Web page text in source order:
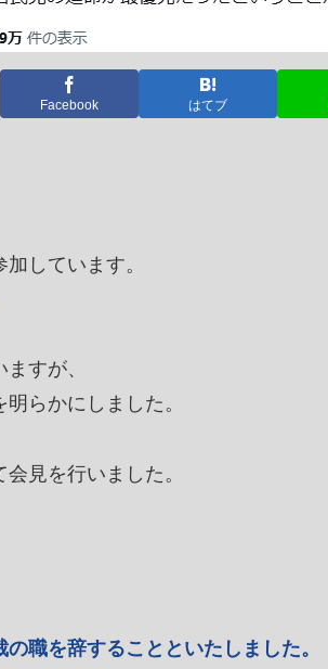
Facebook はてブ
しています。
すが、
らかにしました。
見を行いました。
職を辞することといたしました。